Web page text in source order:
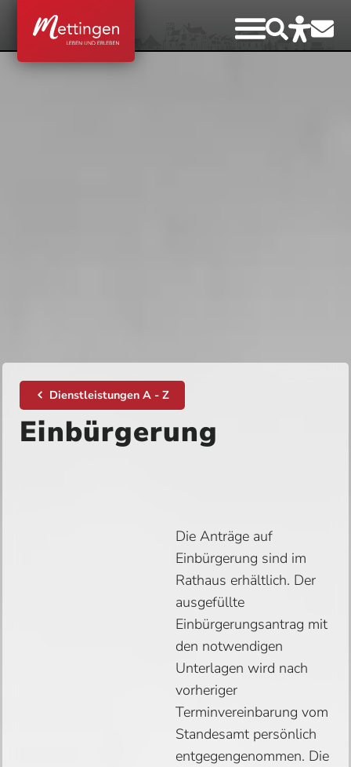
Dienstleistungen A - Z
Einbürgerung
Die Anträge auf
Einbürgerung sind im
Rathaus erhältlich. Der
ausgefüllte
Einbürgerungsantrag mit
den notwendigen
Unterlagen wird nach
vorheriger
Terminvereinbarung vom
Standesamt persönlich
entgegengenommen. Die